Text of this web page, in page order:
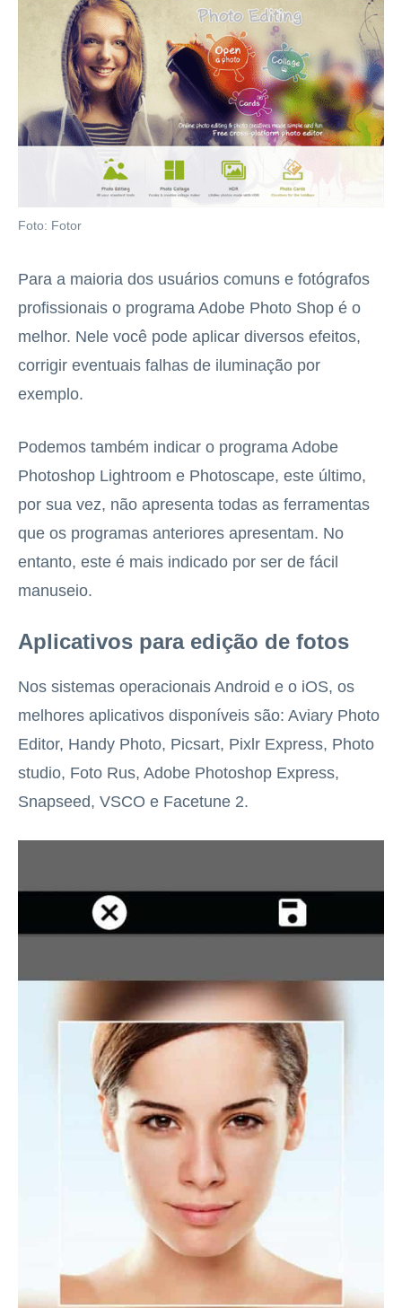
Foto: Fotor
Para a maioria dos usuários comuns e fotógrafos
profissionais o programa Adobe Photo Shop é o
melhor. Nele você pode aplicar diversos efeitos,
corrigir eventuais falhas de iluminação por
exemplo.
Podemos também indicar o programa Adobe
Photoshop Lightroom e Photoscape, este último,
por sua vez, não apresenta todas as ferramentas
que os programas anteriores apresentam. No
entanto, este é mais indicado por ser de fácil
manuseio.
Aplicativos para edição de fotos
Nos sistemas operacionais Android e o iOS, os
melhores aplicativos disponíveis são: Aviary Photo
Editor, Handy Photo, Picsart, Pixlr Express, Photo
studio, Foto Rus, Adobe Photoshop Express,
Snapseed, VSCO e Facetune 2.